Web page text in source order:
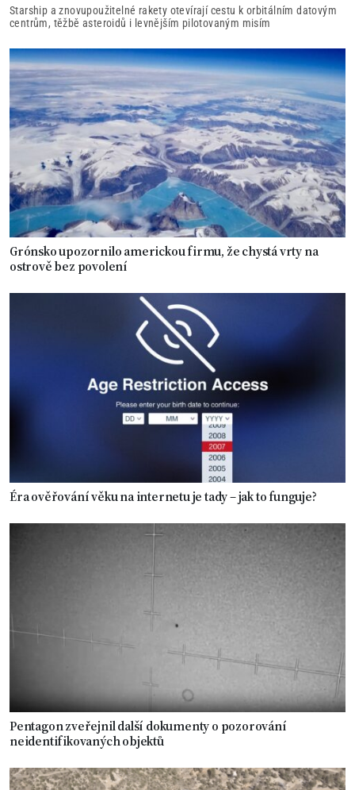
Starship a znovupoužitelné rakety otevírají cestu k orbitálním datovým
centrům, těžbě asteroidů i levnějším pilotovaným misím
Grónsko upozornilo americkou firmu, že chystá vrty na
ostrově bez povolení
Éra ověřování věku na internetu je tady – jak to funguje?
Pentagon zveřejnil další dokumenty o pozorování
neidentifikovaných objektů